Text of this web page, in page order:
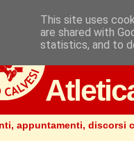
appuntamenti, discorsi
This site uses
are shared with
statistics, and to